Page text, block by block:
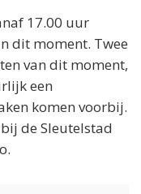
17.00 uur
dit moment. Twee
van dit moment,
een
komen voorbij.
de Sleutelstad